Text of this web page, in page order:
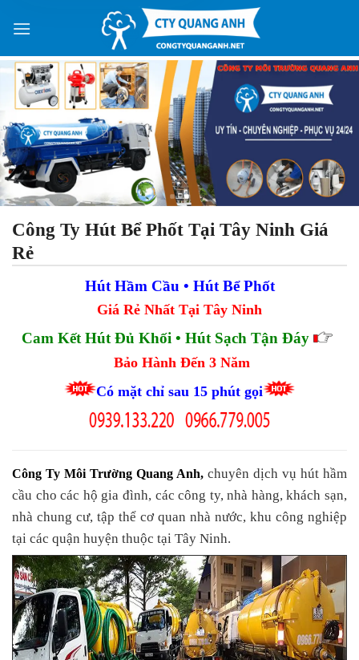
Công Ty Hút Bể Phốt Tại Tây Ninh Giá
Rẻ
Hút Hầm Cầu • Hút Bể Phốt
Giá Rẻ Nhất Tại Tây Ninh
Cam Kết Hút Đủ Khối • Hút Sạch Tận Đáy
Bảo Hành Đến 3 Năm
Có mặt chỉ sau 15 phút gọi
Công Ty Môi Trường Quang Anh, chuyên dịch vụ hút hầm
cầu cho các hộ gia đình, các công ty, nhà hàng, khách sạn,
nhà chung cư, tập thể cơ quan nhà nước, khu công nghiệp
tại các quận huyện thuộc tại Tây Ninh.